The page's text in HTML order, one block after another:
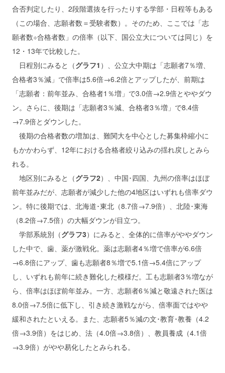
合否判定したり、2段階選抜を行ったりする学部・日程等もある
（この場合、志願者数＝受験者数）。そのため、ここでは「志
願者数÷合格者数」の倍率（以下、国公立大については同じ）を
12・13年で比較した。
日程別にみると（グラフ1 ）、公立大中期は「志願者7％増、
合格者3％減」で倍率は5.6倍→6.2倍とアップしたが、前期は
「志願者：前年並み、合格者1％増」で3.0倍→2.9倍とややダウ
ン。さらに、後期は「志願者3％減、合格者3％増」で8.4倍
→7.9倍とダウンした。
後期の合格者数の増加は、難関大を中心とした募集枠縮小に
もかかわらず、12年における合格者絞り込みの揺れ戻しとみら
れる。
地区別にみると（グラフ2）、中国･四国、九州の倍率はほぼ
前年並みだが、志願者が減少した他の4地区はいずれも倍率ダウ
ン。特に後期では、北海道･東北（8.7倍→7.9倍）、北陸･東海
（8.2倍→7.5倍）の大幅ダウンが目立つ。
学部系統別（グラフ3）にみると、全体的に倍率がややダウン
した中で、歯、薬が激戦化。薬は志願者4％増で倍率が6.6倍
→6.8倍にアップ、歯も志願者8％増で5.1倍→5.4倍にアップ
し、いずれも前年に続き難化した模様だ。工も志願者3％増なが
ら、倍率はほぼ前年並み。一方、志願者6％減と敬遠された医は
8.0倍→7.5倍に低下し、引き続き激戦ながら、倍率面ではやや
緩和されたといえる。また、志願者5％減の文･教育･教養（4.2
倍→3.9倍）をはじめ、法（4.0倍→3.8倍）、教員養成（4.1倍
→3.9倍）がやや易化したとみられる。